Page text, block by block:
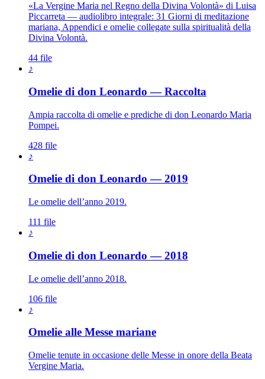
«La Vergine Maria nel Regno della Divina Volontà» di Luisa
Piccarreta — audiolibro integrale: 31 Giorni di meditazione
mariana, Appendici e omelie collegate sulla spiritualità della
Divina Volontà.
44 file
♪
Omelie di don Leonardo — Raccolta
Ampia raccolta di omelie e prediche di don Leonardo Maria
Pompei.
428 file
♪
Omelie di don Leonardo — 2019
Le omelie dell’anno 2019.
111 file
♪
Omelie di don Leonardo — 2018
Le omelie dell’anno 2018.
106 file
♪
Omelie alle Messe marianeMadonna · Maria
Omelie tenute in occasione delle Messe in onore della Beata
Vergine Maria.